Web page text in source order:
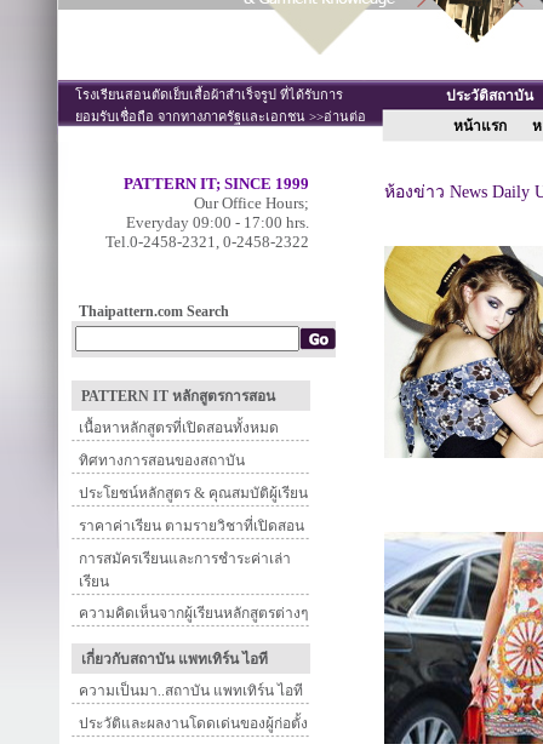
โรงเรียนสอนตัดเย็บเสื้อผ้าสำเร็จรูป ที่ได้รับการ
ยอมรับเชื่อถือ จากทางภาครัฐและเอกชน >>อ่านต่อ
ประวัติสถาบัน
หน้าแรก
ห
PATTERN IT; SINCE 1999
Our Office Hours;
Everyday 09:00 - 17:00 hrs.
Tel.0-2458-2321, 0-2458-2322
Thaipattern.com Search
PATTERN IT หลักสูตรการสอน
เนื้อหาหลักสูตรที่เปิดสอนทั้งหมด
ทิศทางการสอนของสถาบัน
ประโยชน์หลักสูตร & คุณสมบัติผู้เรียน
ราคาค่าเรียน ตามรายวิชาที่เปิดสอน
การสมัครเรียนและการชำระค่าเล่า
เรียน
ความคิดเห็นจากผู้เรียนหลักสูตรต่างๆ
เกี่ยวกับสถาบัน แพทเทิร์น ไอที
ความเป็นมา..สถาบัน แพทเทิร์น ไอที
ประวัติและผลงานโดดเด่นของผู้ก่อตั้ง
ห้องข่าว News Daily